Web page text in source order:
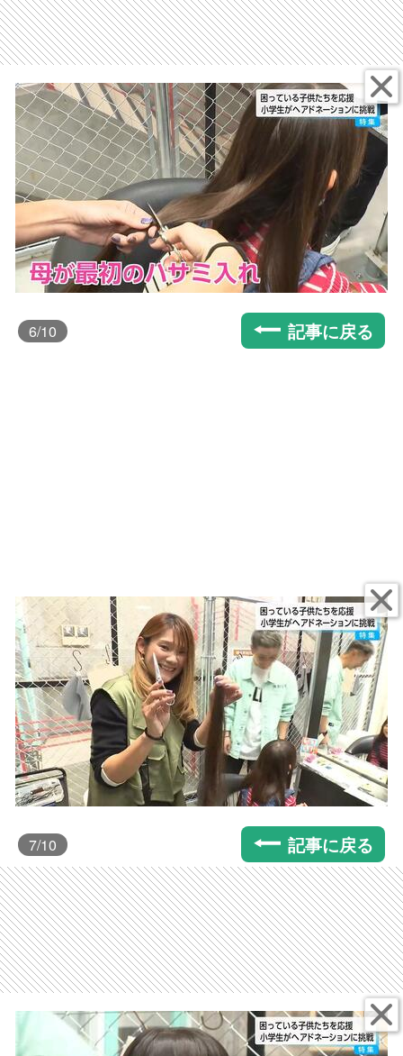
6/10 記事に戻る
7/10 記事に戻る